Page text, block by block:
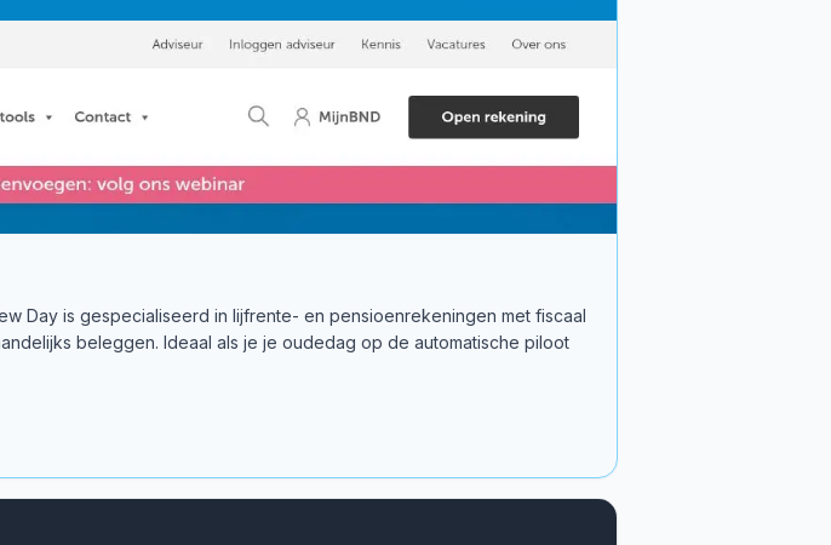
Day is gespecialiseerd in lijfrente- en pensioenrekeningen met fiscaal
beleggen. Ideaal als je je oudedag op de automatische piloot